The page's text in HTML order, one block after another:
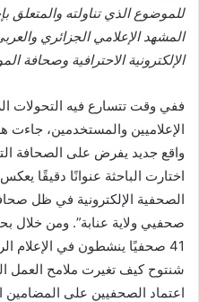
للموضوع الذي تناولته والمتعلق
المشهد الإعلامي الجزائري
الإلكترونية الاحترافية وصحافة
ففي وقت تتسارع فيه التحولات
الإعلاميين والمستخدمين،
واقع جديد يفرض على الصحافة
اختارت الباحثة عنوانًا دقيقًا
الصحفية الإلكترونية في ظل
صحفيي ولاية عنابة”. ومن خلال
41 صحفيًا ينشطون في
شنتوح كيف تغيرت ملامح
اعتماد الصحفيين على المضامين